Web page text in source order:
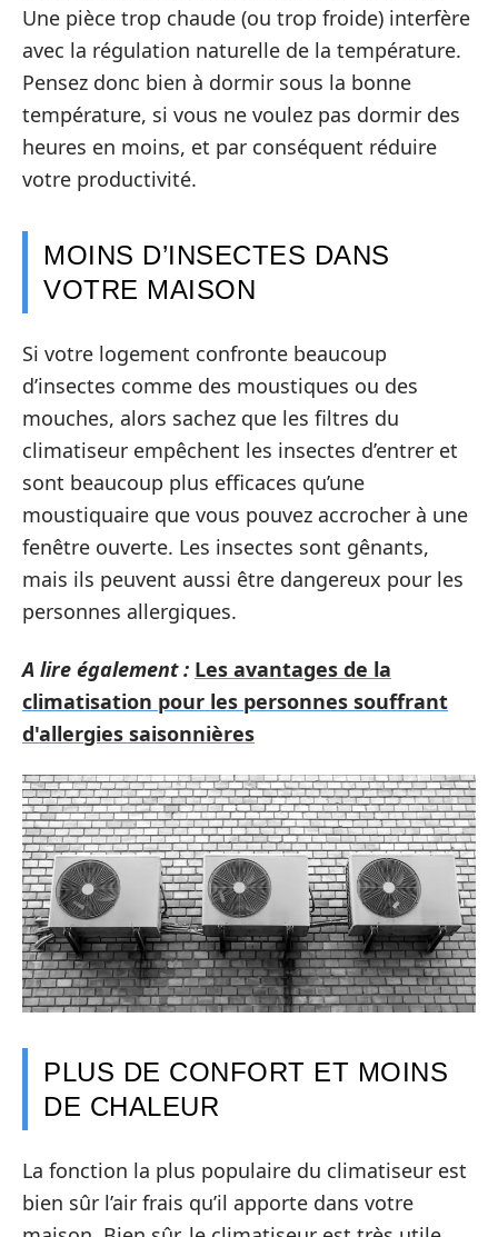
Une pièce trop chaude (ou trop froide) interfère
avec la régulation naturelle de la température.
Pensez donc bien à dormir sous la bonne
température, si vous ne voulez pas dormir des
heures en moins, et par conséquent réduire
votre productivité.
MOINS D’INSECTES DANS
VOTRE MAISON
Si votre logement confronte beaucoup
d’insectes comme des moustiques ou des
mouches, alors sachez que les filtres du
climatiseur empêchent les insectes d’entrer et
sont beaucoup plus efficaces qu’une
moustiquaire que vous pouvez accrocher à une
fenêtre ouverte. Les insectes sont gênants,
mais ils peuvent aussi être dangereux pour les
personnes allergiques.
A lire également : Les avantages de la
climatisation pour les personnes souffrant
d'allergies saisonnières
PLUS DE CONFORT ET MOINS
DE CHALEUR
La fonction la plus populaire du climatiseur est
bien sûr l’air frais qu’il apporte dans votre